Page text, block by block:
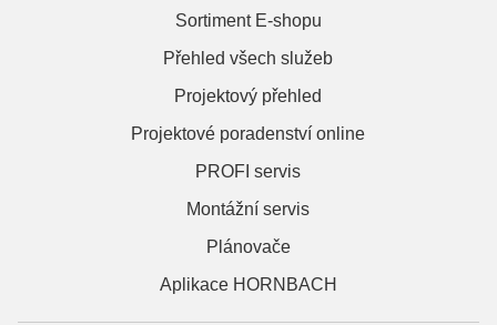
Sortiment E-shopu
Přehled všech služeb
Projektový přehled
Projektové poradenství online
PROFI servis
Montážní servis
Plánovače
Aplikace HORNBACH